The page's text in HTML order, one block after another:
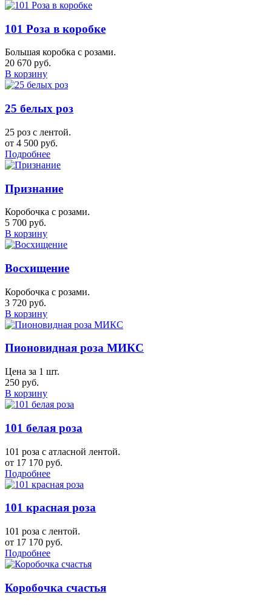
101 Роза в коробке
Большая коробка с розами.
20 670 руб.
В корзину
25 белых роз
25 роз с лентой.
от 4 500 руб.
Подробнее
Признание
Коробочка с розами.
5 700 руб.
В корзину
Восхищение
Коробочка с розами.
3 720 руб.
В корзину
Пионовидная роза МИКС
Цена за 1 шт.
250 руб.
В корзину
101 белая роза
101 роза с атласной лентой.
от 17 170 руб.
Подробнее
101 красная роза
101 роза с лентой.
от 17 170 руб.
Подробнее
Коробочка счастья